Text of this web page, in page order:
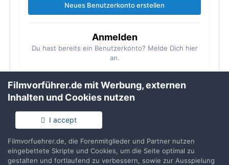
Neues Benutzerkonto erstellen
Anmelden
Du hast bereits ein Benutzerkonto? Melde Dich hier
an.
Jetzt anmelden
Folgen 0
Filmvorführer.de mit Werbung, externen
Inhalten und Cookies nutzen
I accept
Filmvorfuehrer.de, die Forenmitglieder und Partner nutzen
eingebettete Skripte und Cookies, um die Seite optimal zu
gestalten und fortlaufend zu verbessern, sowie zur Ausspielung